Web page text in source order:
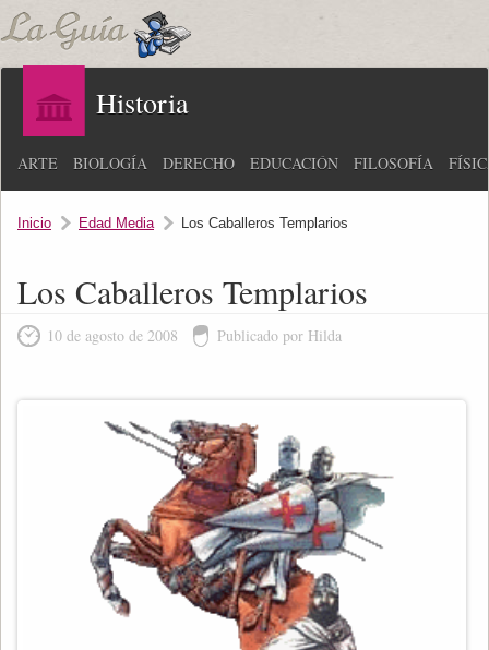
Historia
ARTE BIOLOGÍA DERECHO EDUCACIÓN FILOSOFÍA
Inicio Edad Media Los Caballeros Templarios
Los Caballeros Templarios
10 de agosto de 2008 Publicado por Hilda